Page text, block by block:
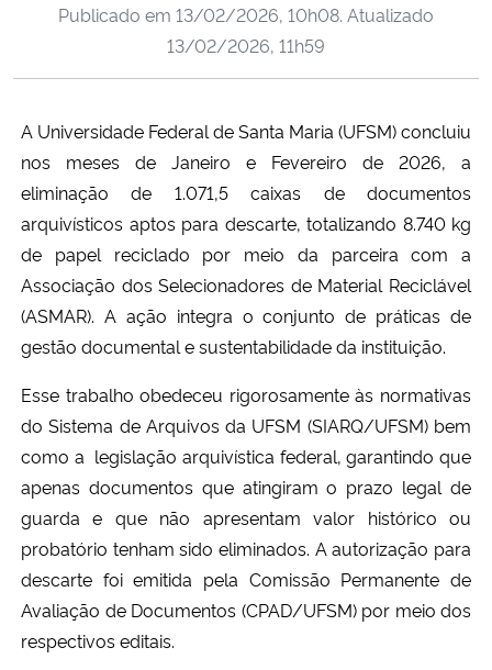
Ministério de Minas e Energia
Ministério da Ciência, Tecnologia, Inovações e Comunicações
Ministério do Meio Ambiente
Ministério do Turismo
Ministério do Desenvolvimento Regional
Controladoria-Geral da União
Secretaria-Geral
Secretaria de Governo
Gabinete de Segurança Institucional
Advocacia-Geral da União
Publicado em 13/02/2026, 10h08. Atualizado
13/02/2026, 11h59
A Universidade Federal de Santa Maria (UFSM) concluiu
nos meses de Janeiro e Fevereiro de 2026, a
eliminação de 1.071,5 caixas de documentos
arquivísticos aptos para descarte, totalizando 8.740 kg
de papel reciclado por meio da parceira com a
Associação dos Selecionadores de Material Reciclável
(ASMAR). A ação integra o conjunto de práticas de
gestão documental e sustentabilidade da instituição.
Esse trabalho obedeceu rigorosamente às normativas
do Sistema de Arquivos da UFSM (SIARQ/UFSM) bem
como a legislação arquivística federal, garantindo que
apenas documentos que atingiram o prazo legal de
guarda e que não apresentam valor histórico ou
probatório tenham sido eliminados. A autorização para
descarte foi emitida pela Comissão Permanente de
Avaliação de Documentos (CPAD/UFSM) por meio dos
respectivos editais.